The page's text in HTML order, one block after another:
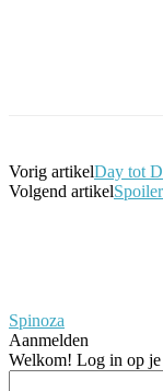
Vorig artikelDay tot
Volgend artikel
Spinoza
Aanmelden
Welkom! Log in op je